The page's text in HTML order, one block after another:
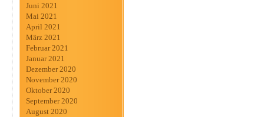
Juni 2021
Mai 2021
April 2021
März 2021
Februar 2021
Januar 2021
Dezember 2020
November 2020
Oktober 2020
September 2020
August 2020